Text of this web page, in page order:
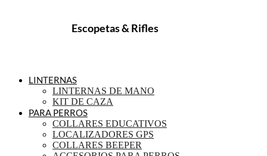
Escopetas & Rifles
LINTERNAS
LINTERNAS DE MANO
KIT DE CAZA
PARA PERROS
COLLARES EDUCATIVOS
LOCALIZADORES GPS
COLLARES BEEPER